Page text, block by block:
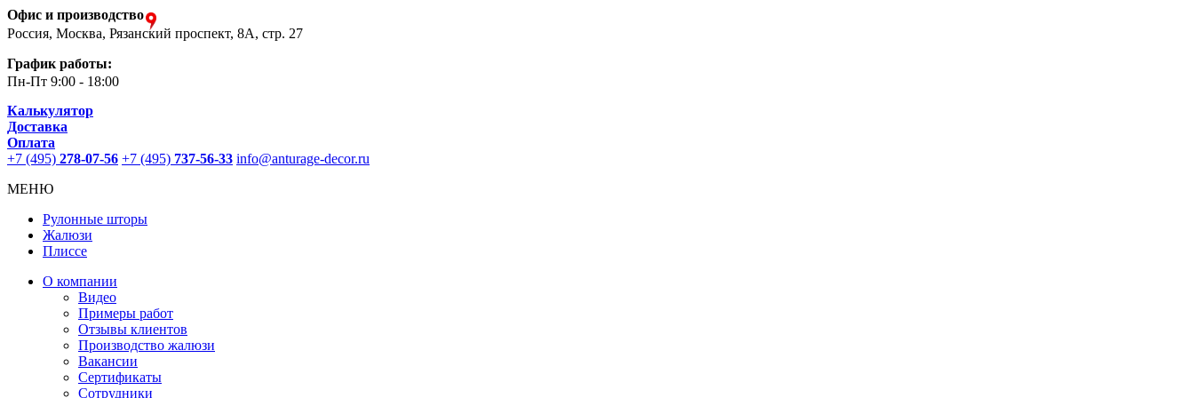
Офис и производство
Россия, Москва, Рязанский проспект, 8А, стр. 27
График работы:
Пн-Пт 9:00 - 18:00
Калькулятор
Доставка
Оплата
+7 (495) 278-07-56 +7 (495) 737-56-33 info@anturage-decor.ru
МЕНЮ
Рулонные шторы
Жалюзи
Плиссе
О компании
Видео
Примеры работ
Отзывы клиентов
Производство жалюзи
Вакансии
Сертификаты
Сотрудники